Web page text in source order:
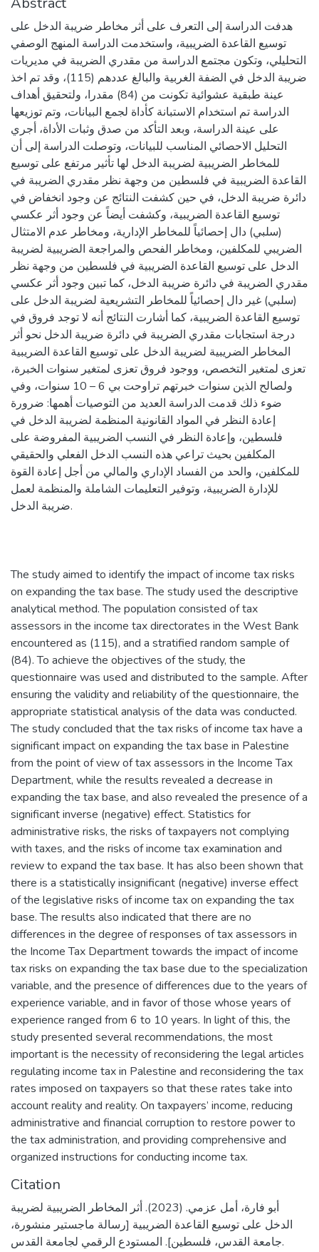
هدفت الدراسة إلى التعرف على أثر مخاطر ضريبة الدخل على
توسيع القاعدة الضريبية، واستخدمت الدراسة المنهج الوصفي
التحليلي، وتكون مجتمع الدراسة من مقدري الضريبة في مديريات
ضريبة الدخل في الضفة الغربية والبالغ عددهم (115)، وقد تم اخذ
عينة طبقية عشوائية تكونت من (84) مقدرا، ولتحقيق أهداف
الدراسة تم استخدام الاستبانة كأداة لجمع البيانات، وتم توزيعها
على عينة الدراسة، وبعد التأكد من صدق وثبات الأداة، أجري
التحليل الاحصائي المناسب للبيانات، وتوصلت الدراسة إلى أن
للمخاطر الضريبية لضريبة الدخل لها تأثير مرتفع على توسيع
القاعدة الضريبية في فلسطين من وجهة نظر مقدري الضريبة في
دائرة ضريبة الدخل، في حين كشفت النتائج عن وجود انخفاض في
توسيع القاعدة الضريبية، وكشفت أيضاً عن وجود أثر عكسي
(سلبي) دال إحصائياً للمخاطر الإدارية، ومخاطر عدم الامتثال
الضريبي للمكلفين، ومخاطر الفحص والمراجعة الضريبية لضريبة
الدخل على توسيع القاعدة الضريبية في فلسطين من وجهة نظر
مقدري الضريبة في دائرة ضريبة الدخل، كما تبين وجود أثر عكسي
(سلبي) غير دال إحصائياً للمخاطر التشريعية لضريبة الدخل على
توسيع القاعدة الضريبية، كما أشارت النتائج أنه لا توجد فروق في
درجة استجابات مقدري الضريبة في دائرة ضريبة الدخل نحو أثر
المخاطر الضريبية لضريبة الدخل على توسيع القاعدة الضريبية
تعزى لمتغير التخصص، ووجود فروق تعزى لمتغير سنوات الخبرة،
ولصالح الذين سنوات خبرتهم تراوحت بي 6 – 10 سنوات، وفي
ضوء ذلك قدمت الدراسة العديد من التوصيات أهمها: ضرورة
إعادة النظر في المواد القانونية المنظمة لضريبة الدخل في
فلسطين، وإعادة النظر في النسب الضريبية المفروضة على
المكلفين بحيث تراعي هذه النسب الدخل الفعلي والحقيقي
للمكلفين، والحد من الفساد الإداري والمالي من أجل إعادة القوة
للإدارة الضريبية، وتوفير التعليمات الشاملة والمنظمة لعمل
ضريبة الدخل.
The study aimed to identify the impact of income tax risks
on expanding the tax base. The study used the descriptive
analytical method. The population consisted of tax
assessors in the income tax directorates in the West Bank
encountered as (115), and a stratified random sample of
(84). To achieve the objectives of the study, the
questionnaire was used and distributed to the sample. After
ensuring the validity and reliability of the questionnaire, the
appropriate statistical analysis of the data was conducted.
The study concluded that the tax risks of income tax have a
significant impact on expanding the tax base in Palestine
from the point of view of tax assessors in the Income Tax
Department, while the results revealed a decrease in
expanding the tax base, and also revealed the presence of a
significant inverse (negative) effect. Statistics for
administrative risks, the risks of taxpayers not complying
with taxes, and the risks of income tax examination and
review to expand the tax base. It has also been shown that
there is a statistically insignificant (negative) inverse effect
of the legislative risks of income tax on expanding the tax
base. The results also indicated that there are no
differences in the degree of responses of tax assessors in
the Income Tax Department towards the impact of income
tax risks on expanding the tax base due to the specialization
variable, and the presence of differences due to the years of
experience variable, and in favor of those whose years of
experience ranged from 6 to 10 years. In light of this, the
study presented several recommendations, the most
important is the necessity of reconsidering the legal articles
regulating income tax in Palestine and reconsidering the tax
rates imposed on taxpayers so that these rates take into
account reality and reality. On taxpayers’ income, reducing
administrative and financial corruption to restore power to
the tax administration, and providing comprehensive and
organized instructions for conducting income tax.
Citation
أبو فارة، أمل عزمي. (2023). أثر المخاطر الضريبية لضريبة
الدخل على توسيع القاعدة الضريبية [رسالة ماجستير منشورة،
جامعة القدس، فلسطين]. المستودع الرقمي لجامعة القدس.